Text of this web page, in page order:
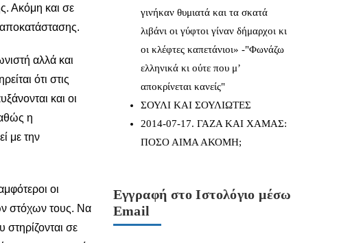
Ακόμη και σε
αλλά και
ότι στις
και οι
η
με την
οι
στόχων τους. Να
σε
γινήκαν θυμιατά και τα σκατά
λιβάνι οι γύφτοι γίναν δήμαρχοι κι
οι κλέφτες καπετάνιοι» -"Φωνάζω
ελληνικά κι ούτε που μ’
αποκρίνεται κανείς"
ΣΟΥΛΙ ΚΑΙ ΣΟΥΛΙΩΤΕΣ
2014-07-17. ΓΑΖΑ ΚΑΙ ΧΑΜΑΣ:
ΠΟΣΟ ΑΙΜΑ ΑΚΟΜΗ;
Εγγραφή στο Ιστολόγιο μέσω
Email